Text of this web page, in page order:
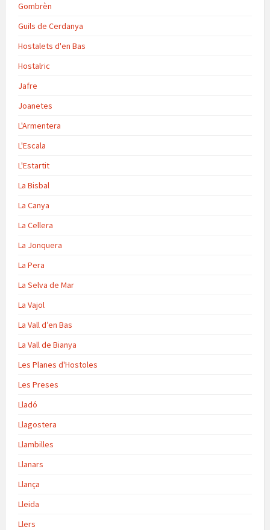
Gombrèn
Guils de Cerdanya
Hostalets d'en Bas
Hostalric
Jafre
Joanetes
L'Armentera
L'Escala
L'Estartit
La Bisbal
La Canya
La Cellera
La Jonquera
La Pera
La Selva de Mar
La Vajol
La Vall d’en Bas
La Vall de Bianya
Les Planes d'Hostoles
Les Preses
Lladó
Llagostera
Llambilles
Llanars
Llança
Lleida
Llers